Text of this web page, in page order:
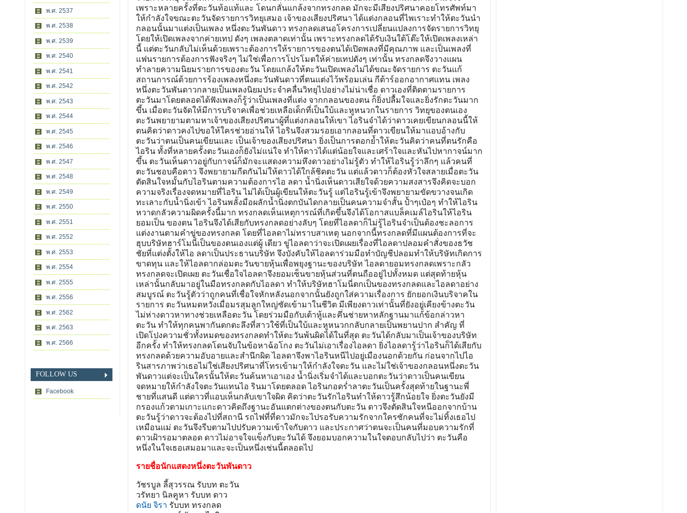
พ.ศ. 2537
พ.ศ. 2538
พ.ศ. 2539
พ.ศ. 2540
พ.ศ. 2541
พ.ศ. 2542
พ.ศ. 2543
พ.ศ. 2544
พ.ศ. 2545
พ.ศ. 2546
พ.ศ. 2547
พ.ศ. 2548
พ.ศ. 2549
พ.ศ. 2550
พ.ศ. 2551
พ.ศ. 2552
พ.ศ. 2553
พ.ศ. 2554
พ.ศ. 2555
พ.ศ. 2556
พ.ศ. 2562
พ.ศ. 2563
พ.ศ. 2566
FOLLOW US
Facebook
รายชื่อนักแสดงหนึ่งตะวันพันดาว
วัชรบูล ลี้สุวรรณ รับบท ตะวัน
วรัทยา นิลคูหา รับบท ดาว
ดนัย จิรา รับบท ทรงกลด